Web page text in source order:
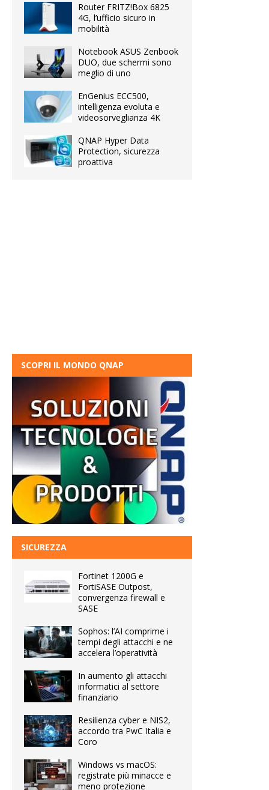
Router FRITZ!Box 6825
4G, l’ufficio sicuro in
mobilità
Notebook ASUS Zenbook
DUO, due schermi sono
meglio di uno
EnGenius ECC500,
intelligenza evoluta e
videosorveglianza 4K
QNAP Hyper Data
Protection, sicurezza
proattiva
SCOPRI IL MONDO QNAP
SICUREZZA
Fortinet 1200G e
FortiSASE Outpost,
convergenza firewall e
SASE
Sophos: l’AI comprime i
tempi degli attacchi e ne
accelera l’operatività
In aumento gli attacchi
informatici al settore
finanziario
Resilienza cyber e NIS2,
accordo tra PwC Italia e
Coro
Windows vs macOS:
registrate più minacce e
meno protezione